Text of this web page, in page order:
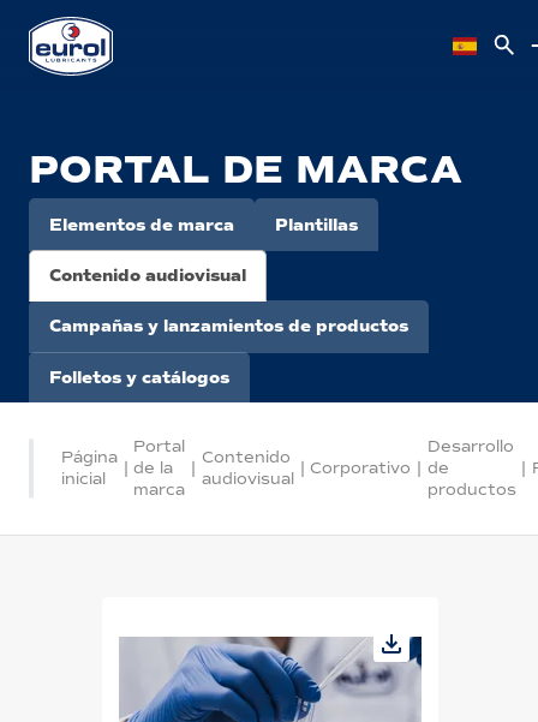
PORTAL DE MARCA
Elementos de marca Plantillas
Contenido audiovisual
Campañas y lanzamientos de productos
Folletos y catálogos
Página
inicial
|
Portal
de la
marca
|
Contenido
audiovisual
| Corporativo |
Desarrollo
de
productos
|